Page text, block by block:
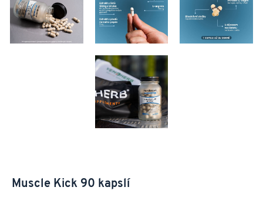
Muscle Kick 90 kapslí